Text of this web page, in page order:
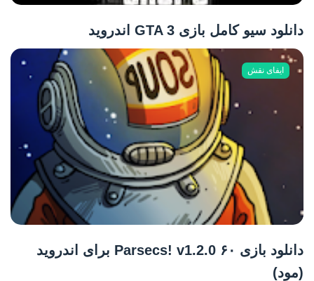
دانلود سیو کامل بازی GTA 3 اندروید
ایفای نقش
دانلود بازی ۶۰ Parsecs! v1.2.0 برای اندروید
(مود)